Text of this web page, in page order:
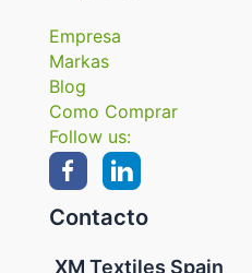
Empresa
Markas
Blog
Como Comprar
Follow us:
Contacto
XM Textiles Spain